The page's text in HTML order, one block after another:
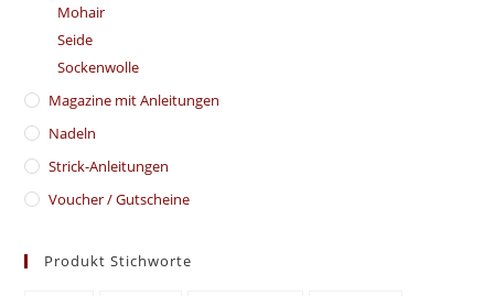
Mohair
Seide
Sockenwolle
Magazine mit Anleitungen
Nadeln
Strick-Anleitungen
Voucher / Gutscheine
Produkt Stichworte